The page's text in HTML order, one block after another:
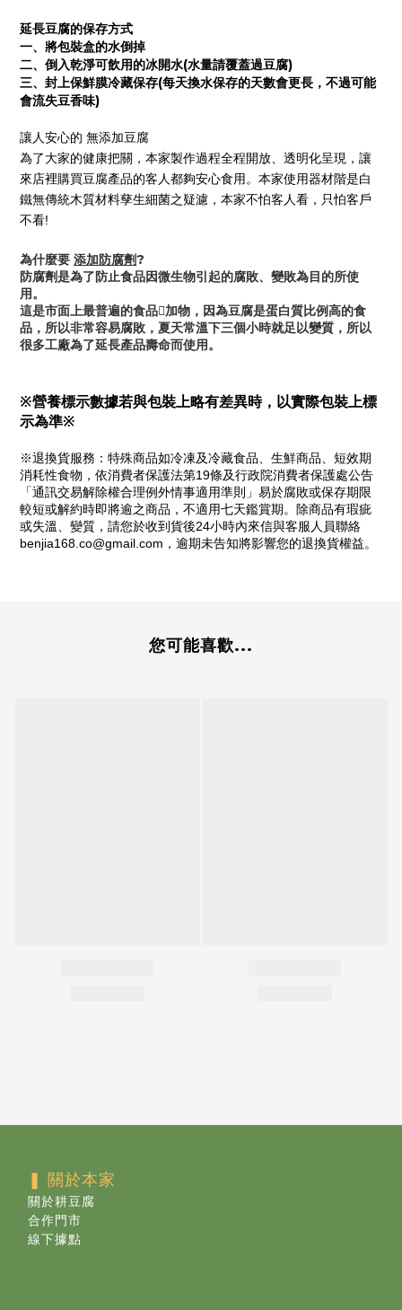
延長豆腐的保存方式
一、將包裝盒的水倒掉
二、倒入乾淨可飲用的冰開水(水量請覆蓋過豆腐)
三、封上保鮮膜冷藏保存(每天換水保存的天數會更長，不過可能
會流失豆香味)
讓人安心的 無添加豆腐
為了大家的健康把關，本家製作過程全程開放、透明化呈現，讓
來店裡購買豆腐產品的客人都夠安心食用。本家使用器材階是白
鐵無傳統木質材料孳生細菌之疑濾，本家不怕客人看，只怕客戶
不看!
為什麼要 添加防腐劑?
防腐劑是為了防止食品因微生物引起的腐敗、變敗為目的所使
用。
這是市面上最普遍的食品𣵚加物，因為豆腐是蛋白質比例高的食
品，所以非常容易腐敗，夏天常溫下三個小時就足以變質，所以
很多工廠為了延長產品壽命而使用。
※營養標示數據若與包裝上略有差異時，以實際包裝上標
示為準※
※退換貨服務：特殊商品如冷凍及冷藏食品、生鮮商品、短效期
消耗性食物，依消費者保護法第19條及行政院消費者保護處公告
「通訊交易解除權合理例外情事適用準則」易於腐敗或保存期限
較短或解約時即將逾之商品，不適用七天鑑賞期。除商品有瑕疵
或失溫、變質，請您於收到貨後24小時內來信與客服人員聯絡
benjia168.co@gmail.com，逾期未告知將影響您的退換貨權益。
您可能喜歡...
❚ 關於本家
關於耕豆腐
合作門市
線下據點